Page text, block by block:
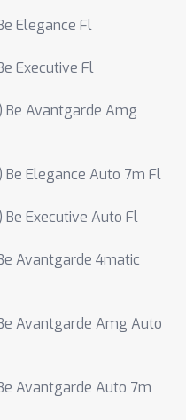
Elegance Fl
Executive Fl
Be Avantgarde Amg
Be Elegance Auto 7m Fl
Be Executive Auto Fl
Avantgarde 4matic
Avantgarde Amg Auto
Avantgarde Auto 7m